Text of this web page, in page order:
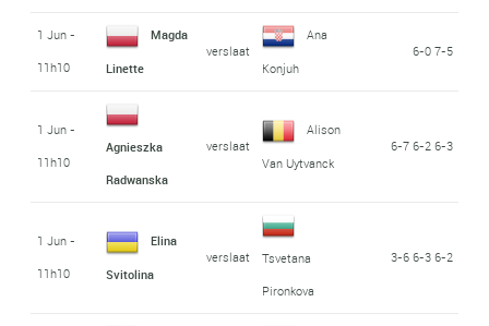
1 Jun -
11h10
Magda
Linette
verslaat
Ana
Konjuh
6-0 7-5
1 Jun -
11h10
Agnieszka
Radwanska
verslaat
Alison
Van Uytvanck
6-7 6-2 6-3
1 Jun -
11h10
Elina
Svitolina
verslaat
Tsvetana
Pironkova
3-6 6-3 6-2